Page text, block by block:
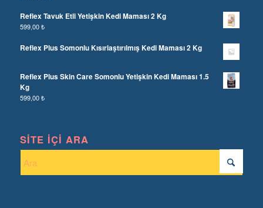
Reflex Tavuk Etli Yetişkin Kedi Maması 2 Kg
599,00₺
Reflex Plus Somonlu Kısırlaştırılmış Kedi Maması 2 Kg
Reflex Plus Skin Care Somonlu Yetişkin Kedi Maması 1.5
Kg
599,00₺
SITE İÇI ARA